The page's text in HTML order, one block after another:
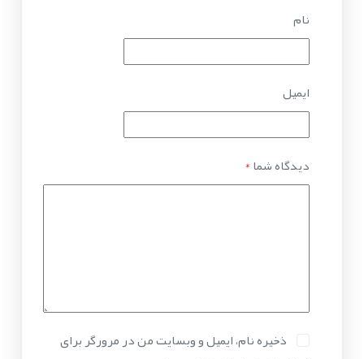
نام
ایمیل
دیدگاه شما*
ذخیره نام، ایمیل و وبسایت من در مرورگر برای